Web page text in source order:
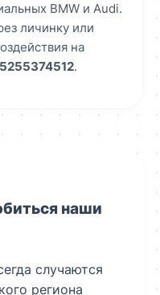
BMW и Audi.
личинку или
на
.
наши
случаются
региона